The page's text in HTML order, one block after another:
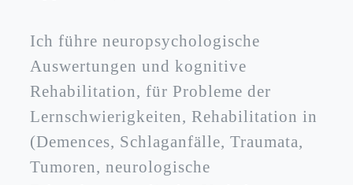
Ich führe neuropsychologische
Auswertungen und kognitive
Rehabilitation, für Probleme der
Lernschwierigkeiten, Rehabilitation in
(Demences, Schlaganfälle, Traumata,
Tumoren, neurologische